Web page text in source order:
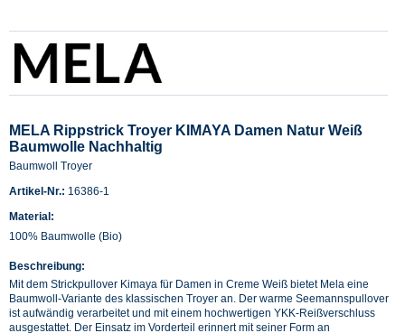
MELA Rippstrick Troyer KIMAYA Damen Natur Weiß
Baumwolle Nachhaltig
Baumwoll Troyer
Artikel-Nr.: 16386-1
Material:
100% Baumwolle (Bio)
Beschreibung:
Mit dem Strickpullover Kimaya für Damen in Creme Weiß bietet Mela eine
Baumwoll-Variante des klassischen Troyer an. Der warme Seemannspullover
ist aufwändig verarbeitet und mit einem hochwertigen YKK-Reißverschluss
ausgestattet. Der Einsatz im Vorderteil erinnert mit seiner Form an